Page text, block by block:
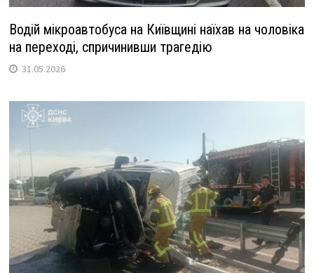
Водій мікроавтобуса на Київщині наїхав на чоловіка
на переході, спричинивши трагедію
31.05.2026